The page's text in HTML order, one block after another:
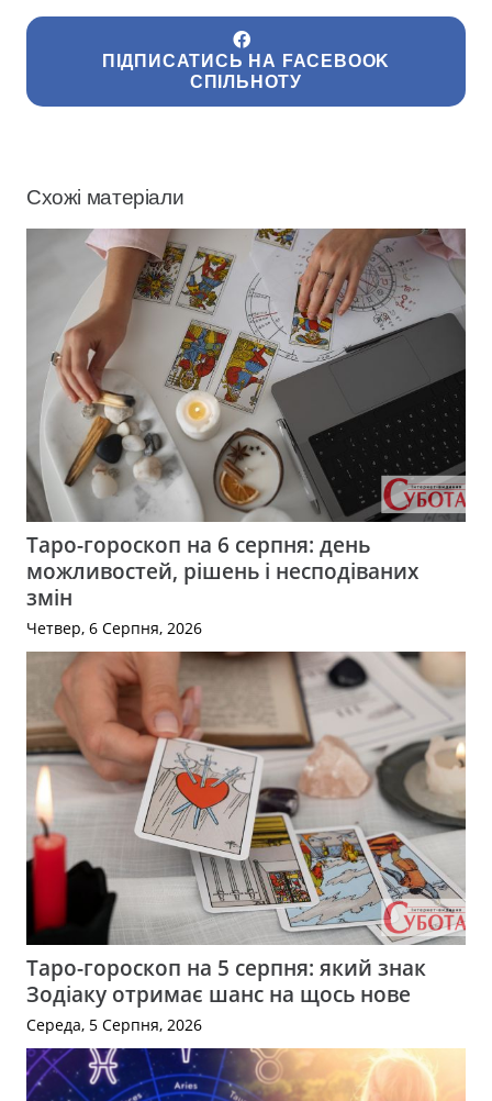
ПІДПИСАТИСЬ НА FACEBOOK
СПІЛЬНОТУ
Схожі матеріали
Таро-гороскоп на 6 серпня: день
можливостей, рішень і несподіваних
змін
Четвер, 6 Серпня, 2026
Таро-гороскоп на 5 серпня: який знак
Зодіаку отримає шанс на щось нове
Середа, 5 Серпня, 2026